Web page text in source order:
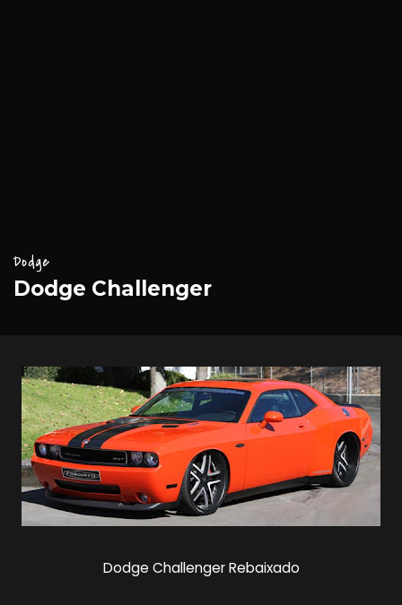
Dodge
Dodge Challenger
Dodge Challenger Rebaixado